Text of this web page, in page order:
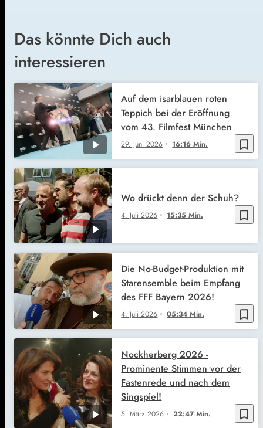
Das könnte Dich auch
interessieren
bookmark_border
29. Juni 2026 16:16 Min.
Auf dem isarblauen roten
Teppich bei der Eröffnung
vom 43. Filmfest München
bookmark_border
4. Juli 2026 15:35 Min.
Wo drückt denn der Schuh?
bookmark_border
4. Juli 2026 05:34 Min.
Die No-Budget-Produktion mit
Starensemble beim Empfang
des FFF Bayern 2026!
bookmark_border
5. März 2026 22:47 Min.
Nockherberg 2026 -
Prominente Stimmen vor der
Fastenrede und nach dem
Singspiel!